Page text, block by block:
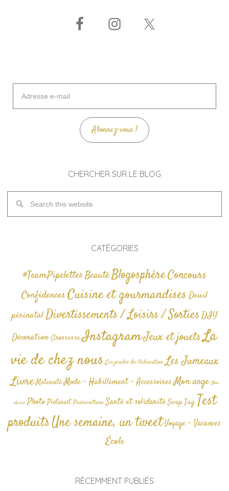
mail
Abonnez-vous !
CHERCHER SUR LE BLOG
CATÉGORIES
#TeamPipelettesBeautéBlogosphèreConcours
Confidences Cuisine et gourmandises Deuil
périnatalDivertissements / Loisirs / SortiesDIY
Décoration GrossesseInstagramJeux et jouetsLa
vie de chez nous Les jeudis de l'éducation Les Jumeaux
Livre Maternité Mode - Habillement - AccessoiresMon ange Non
classé Photo Pinterest Puériculture Santé et solidarité Swap TagTest
produitsUne semaine, un tweetVoyage - Vacances
École
RÉCEMMENT PUBLIÉS